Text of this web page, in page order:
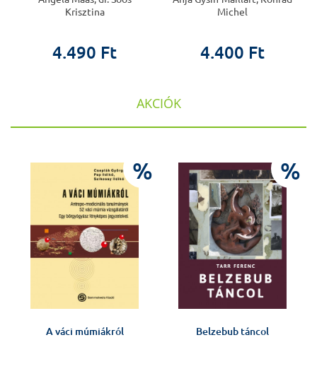
Krisztina
4.490 Ft
Michel
4.400 Ft
AKCIÓK
%
A váci múmiákról
%
Belzebub táncol